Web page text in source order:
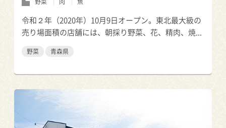
令和２年（2020年）10月9日オープン。東北最大級の
売り場面積の店舗には、朝採り野菜、花、精肉、焼...
野菜 青森県